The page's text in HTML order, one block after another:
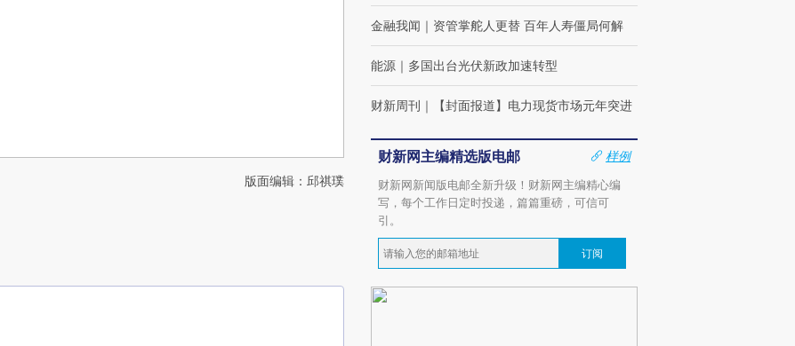
版面编辑：邱祺璞
金融我闻 ｜ 资管掌舵人更替 百年人寿僵局何解
能源 ｜ 多国出台光伏新政加速转型
财新周刊 ｜ 【封面报道】电力现货市场元年突进
财新网主编精选版电邮
样例
财新网新闻版电邮全新升级！财新网主编精心编
写，每个工作日定时投递，篇篇重磅，可信可
引。
订阅